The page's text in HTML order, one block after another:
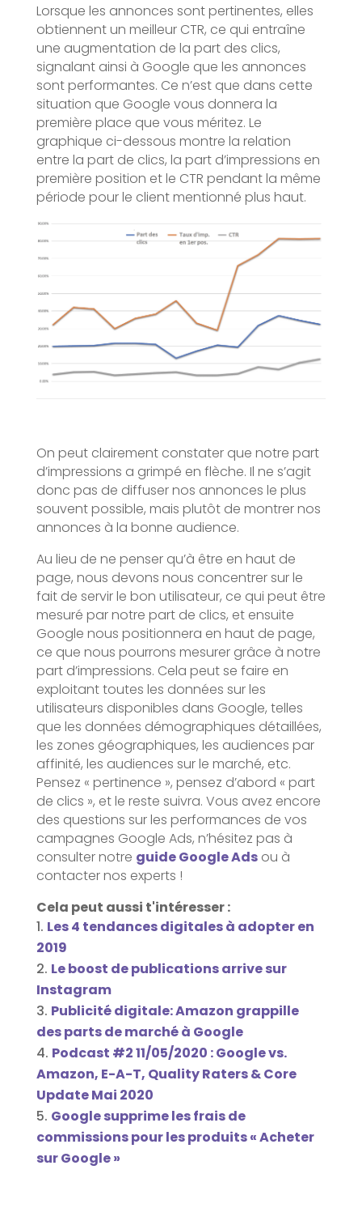
Lorsque les annonces sont pertinentes, elles
obtiennent un meilleur CTR, ce qui entraîne
une augmentation de la part des clics,
signalant ainsi à Google que les annonces
sont performantes. Ce n’est que dans cette
situation que Google vous donnera la
première place que vous méritez. Le
graphique ci-dessous montre la relation
entre la part de clics, la part d’impressions en
première position et le CTR pendant la même
période pour le client mentionné plus haut.
On peut clairement constater que notre part
d’impressions a grimpé en flèche. Il ne s’agit
donc pas de diffuser nos annonces le plus
souvent possible, mais plutôt de montrer nos
annonces à la bonne audience.
Au lieu de ne penser qu’à être en haut de
page, nous devons nous concentrer sur le
fait de servir le bon utilisateur, ce qui peut être
mesuré par notre part de clics, et ensuite
Google nous positionnera en haut de page,
ce que nous pourrons mesurer grâce à notre
part d’impressions. Cela peut se faire en
exploitant toutes les données sur les
utilisateurs disponibles dans Google, telles
que les données démographiques détaillées,
les zones géographiques, les audiences par
affinité, les audiences sur le marché, etc.
Pensez « pertinence », pensez d’abord « part
de clics », et le reste suivra. Vous avez encore
des questions sur les performances de vos
campagnes Google Ads, n’hésitez pas à
consulter notre guide Google Adsou à
contacter nos experts !
Cela peut aussi t'intéresser :
Les 4 tendances digitales à adopter en
2019
Le boost de publications arrive sur
Instagram
Publicité digitale: Amazon grappille
des parts de marché à Google
Podcast #2 11/05/2020 : Google vs.
Amazon, E-A-T, Quality Raters & Core
Update Mai 2020
Google supprime les frais de
commissions pour les produits « Acheter
sur Google »